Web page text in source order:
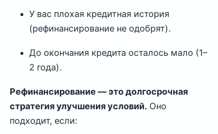
У вас плохая кредитная история
(рефинансирование не одобрят).
До окончания кредита осталось мало (1–
2 года).
Рефинансирование — это долгосрочная
стратегия улучшения условий. Оно
подходит, если: